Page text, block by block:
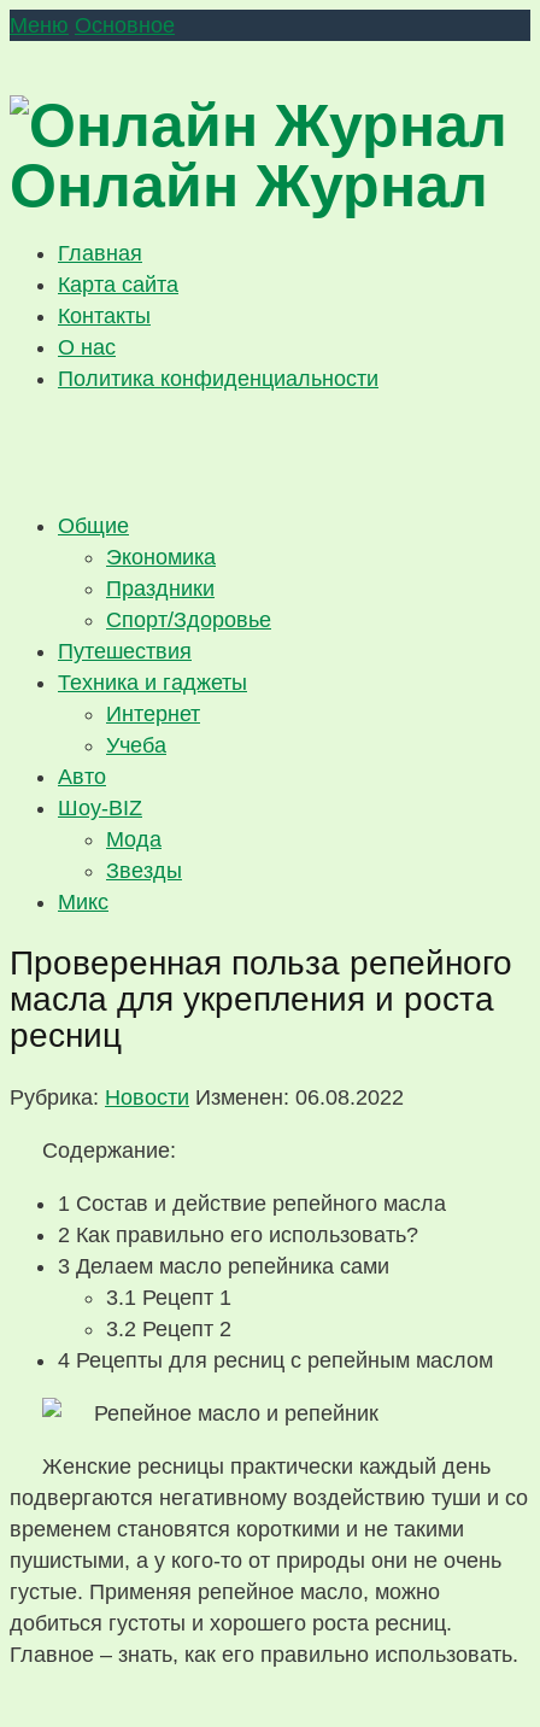
Меню Основное
Онлайн Журнал
Главная
Карта сайта
Контакты
О нас
Политика конфиденциальности
Общие
Экономика
Праздники
Спорт/Здоровье
Путешествия
Техника и гаджеты
Интернет
Учеба
Авто
Шоу-BIZ
Мода
Звезды
Микс
Проверенная польза репейного
масла для укрепления и роста
ресниц
Рубрика: Новости Изменен: 06.08.2022
Содержание:
1 Состав и действие репейного масла
2 Как правильно его использовать?
3 Делаем масло репейника сами
3.1 Рецепт 1
3.2 Рецепт 2
4 Рецепты для ресниц с репейным маслом
Женские ресницы практически каждый день
подвергаются негативному воздействию туши и со
временем становятся короткими и не такими
пушистыми, а у кого-то от природы они не очень
густые. Применяя репейное масло, можно
добиться густоты и хорошего роста ресниц.
Главное – знать, как его правильно использовать.